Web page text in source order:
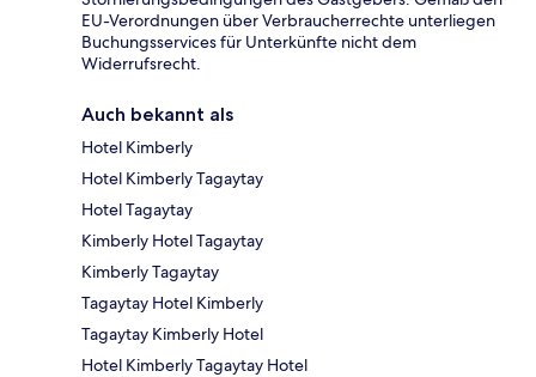
EU-Verordnungen über Verbraucherrechte unterliegen
Buchungsservices für Unterkünfte nicht dem
Widerrufsrecht.
Auch bekannt als
Hotel Kimberly
Hotel Kimberly Tagaytay
Hotel Tagaytay
Kimberly Hotel Tagaytay
Kimberly Tagaytay
Tagaytay Hotel Kimberly
Tagaytay Kimberly Hotel
Hotel Kimberly Tagaytay Hotel